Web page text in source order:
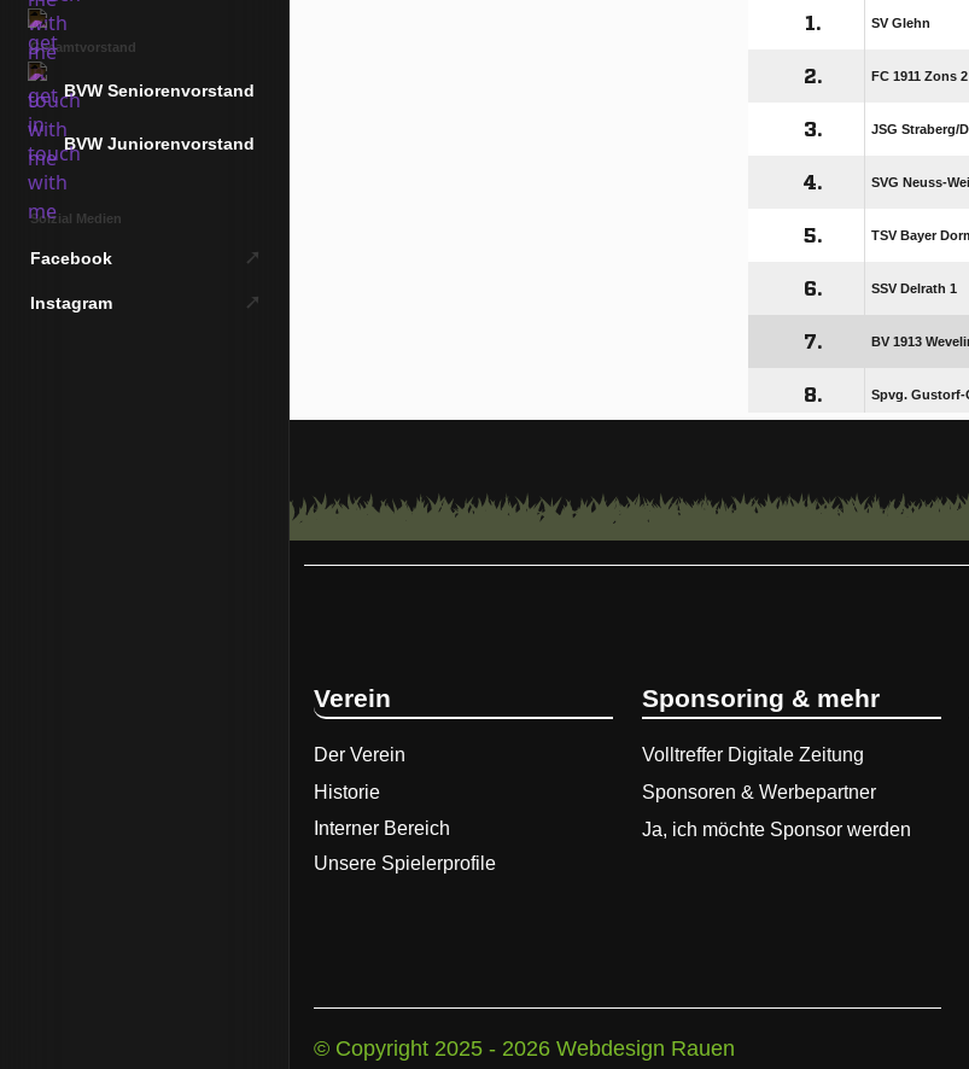
Gesamtvorstand
BVW Seniorenvorstand
BVW Juniorenvorstand
Solzial Medien
Facebook ➚
Instagram ➚
Verein
Der Verein
Historie
Interner Bereich
Unsere Spielerprofile
Sponsoring & mehr
Volltreffer Digitale Zeitung
Sponsoren & Werbepartner
Ja, ich möchte Sponsor werden
© Copyright 2025 - 2026 Webdesign Rauen